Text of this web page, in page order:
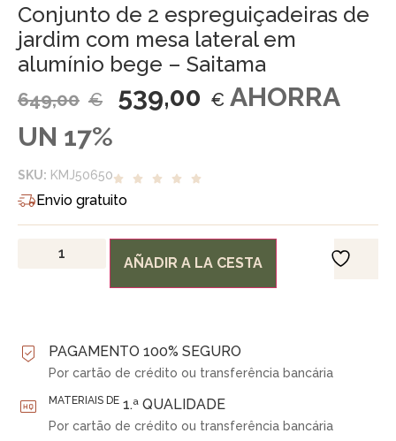
Conjunto de 2 espreguiçadeiras de
jardim com mesa lateral em
alumínio bege – Saitama
649,00 € 539,00 € AHORRA
UN 17%
SKU: KMJ50650
Envio gratuito
AÑADIR A LA CESTA
PAGAMENTO 100% SEGURO
Por cartão de crédito ou transferência bancária
MATERIAIS DE 1.ª QUALIDADE
Por cartão de crédito ou transferência bancária